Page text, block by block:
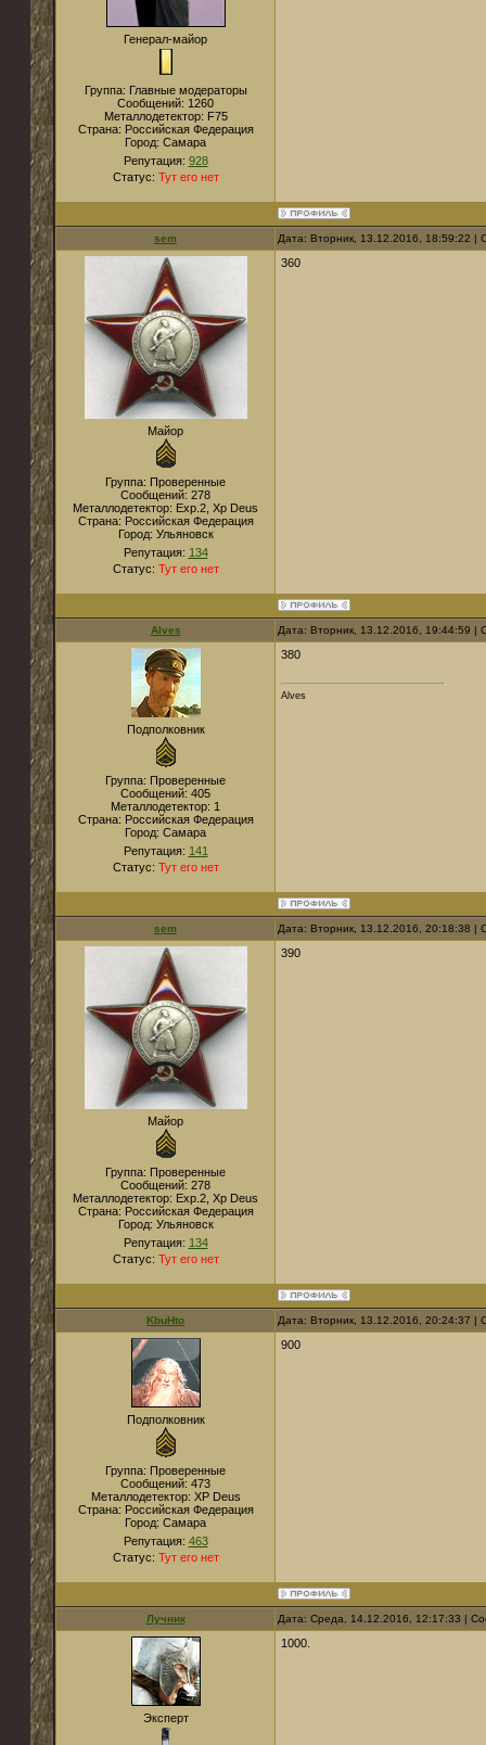
Генерал-майор
Группа: Главные модераторы
Сообщений: 1260
Металлодетектор: F75
Страна: Российская Федерация
Город: Самара
Репутация: 928
Статус: Тут его нет
sem Дата: Вторник, 13.12.2016, 18:59:22
Майор
Группа: Проверенные
Сообщений: 278
Металлодетектор: Exp.2, Xp Deus
Страна: Российская Федерация
Город: Ульяновск
Репутация: 134
Статус: Тут его нет
360
Alves Дата: Вторник, 13.12.2016, 19:44:59
Подполковник
Группа: Проверенные
Сообщений: 405
Металлодетектор: 1
Страна: Российская Федерация
Город: Самара
Репутация: 141
Статус: Тут его нет
380
Alves
sem Дата: Вторник, 13.12.2016, 20:18:38
Майор
Группа: Проверенные
Сообщений: 278
Металлодетектор: Exp.2, Xp Deus
Страна: Российская Федерация
Город: Ульяновск
Репутация: 134
Статус: Тут его нет
390
KbuHto Дата: Вторник, 13.12.2016, 20:24:37
Подполковник
Группа: Проверенные
Сообщений: 473
Металлодетектор: XP Deus
Страна: Российская Федерация
Город: Самара
Репутация: 463
Статус: Тут его нет
900
Лучник Дата: Среда, 14.12.2016, 12:17:33 |
Эксперт
1000.